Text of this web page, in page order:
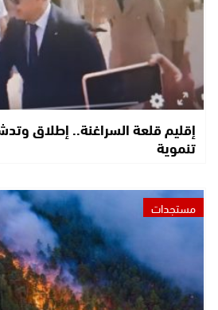
إقليم قلعة السراغنة.. إطلاق
تنموية
مستجدات